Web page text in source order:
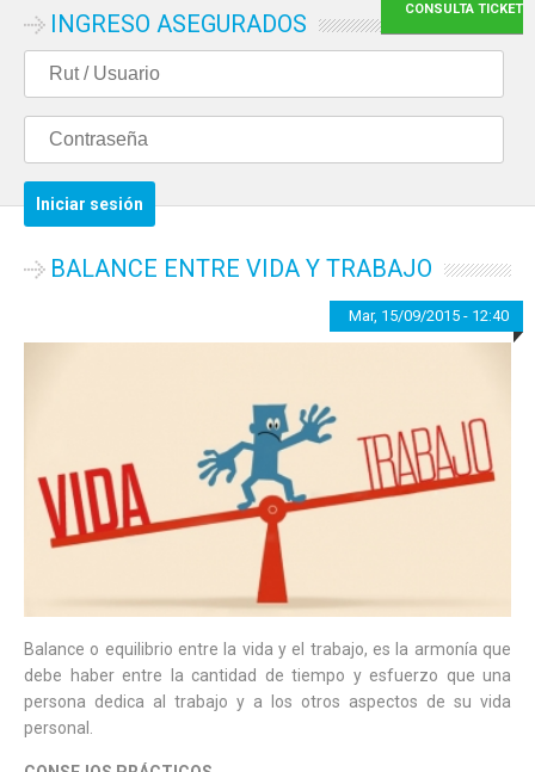
CONSULTA TICKET
INGRESO ASEGURADOS
BALANCE ENTRE VIDA Y TRABAJO
Mar, 15/09/2015 - 12:40
—admin
Balance o equilibrio entre la vida y el trabajo, es la armonía que
debe haber entre la cantidad de tiempo y esfuerzo que una
persona dedica al trabajo y a los otros aspectos de su vida
personal.